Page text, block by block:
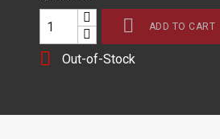
 ADD TO CART
 Out-of-Stock